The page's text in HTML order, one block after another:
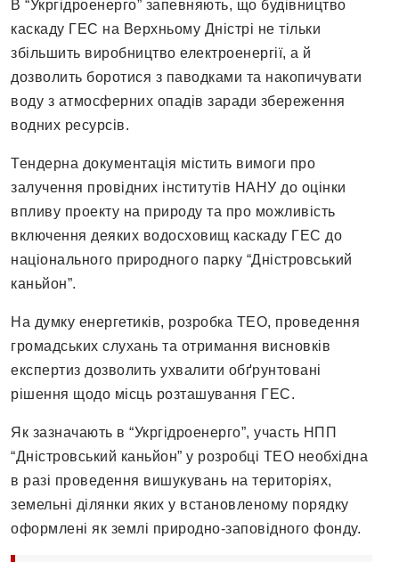
В “Укргідроенерго” запевняють, що будівництво
каскаду ГЕС на Верхньому Дністрі не тільки
збільшить виробництво електроенергії, а й
дозволить боротися з паводками та накопичувати
воду з атмосферних опадів заради збереження
водних ресурсів.
Тендерна документація містить вимоги про
залучення провідних інститутів НАНУ до оцінки
впливу проекту на природу та про можливість
включення деяких водосховищ каскаду ГЕС до
національного природного парку “Дністровський
каньйон”.
На думку енергетиків, розробка ТЕО, проведення
громадських слухань та отримання висновків
експертиз дозволить ухвалити обґрунтовані
рішення щодо місць розташування ГЕС.
Як зазначають в “Укргідроенерго”, участь НПП
“Дністровський каньйон” у розробці ТЕО необхідна
в разі проведення вишукувань на територіях,
земельні ділянки яких у встановленому порядку
оформлені як землі природно-заповідного фонду.